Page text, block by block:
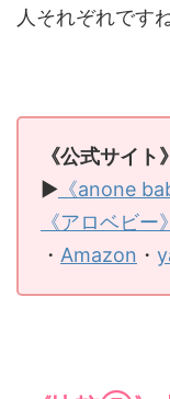
人それぞれです
《公式サイト
▶ 《anone
《アロベビ
・ Amazon ・